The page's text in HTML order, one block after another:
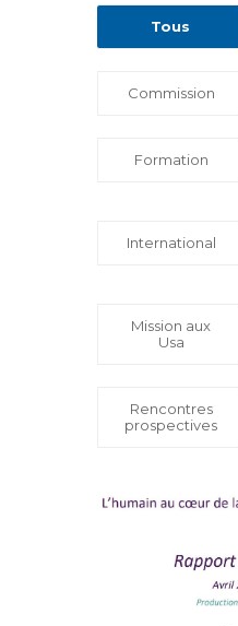
Tous
Commission
Formation
International
Mission aux
Usa
Rencontres
prospectives